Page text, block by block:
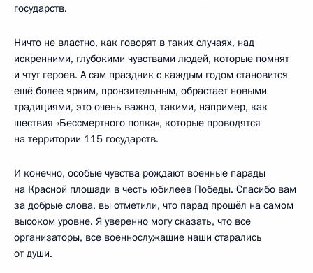
государств.
Ничто не властно, как говорят в таких случаях, над
искренними, глубокими чувствами людей, которые помнят
и чтут героев. А сам праздник с каждым годом становится
ещё более ярким, пронзительным, обрастает новыми
традициями, это очень важно, такими, например, как
шествия «Бессмертного полка», которые проводятся
на территории 115 государств.
И конечно, особые чувства рождают военные парады
на Красной площади в честь юбилеев Победы. Спасибо вам
за добрые слова, вы отметили, что парад прошёл на самом
высоком уровне. Я уверенно могу сказать, что все
организаторы, все военнослужащие наши старались
от души.